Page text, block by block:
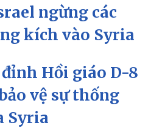
ngừng các
kích vào Syria
Hồi giáo D-8
vệ sự thống
Syria